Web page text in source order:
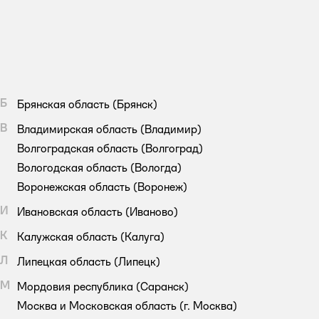
Б Брянская область (Брянск)
В
Владимирская область (Владимир)
Волгоградская область (Волгоград)
Вологодская область (Вологда)
Воронежская область (Воронеж)
И
Ивановская область (Иваново)
К
Калужская область (Калуга)
Л
Липецкая область (Липецк)
М
Мордовия республика (Саранск)
Москва и Московская область (г. Москва)